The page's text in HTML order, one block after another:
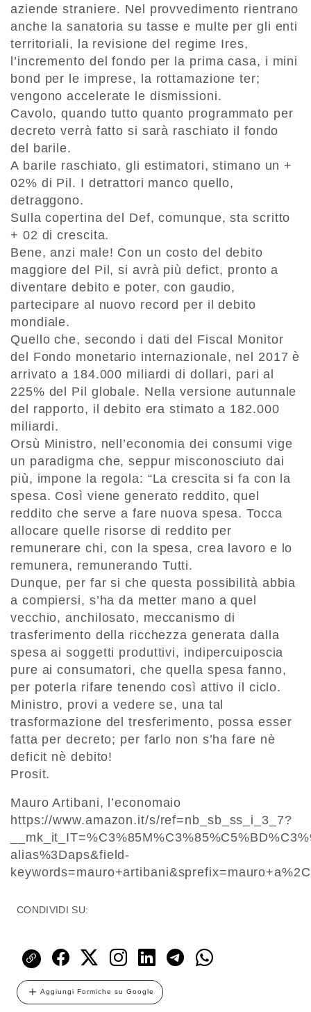
aziende straniere. Nel provvedimento rientrano
anche la sanatoria su tasse e multe per gli enti
territoriali, la revisione del regime Ires,
l’incremento del fondo per la prima casa, i mini
bond per le imprese, la rottamazione ter;
vengono accelerate le dismissioni.
Cavolo, quando tutto quanto programmato per
decreto verrà fatto si sarà raschiato il fondo
del barile.
A barile raschiato, gli estimatori, stimano un +
02% di Pil. I detrattori manco quello,
detraggono.
Sulla copertina del Def, comunque, sta scritto
+ 02 di crescita.
Bene, anzi male! Con un costo del debito
maggiore del Pil, si avrà più defict, pronto a
diventare debito e poter, con gaudio,
partecipare al nuovo record per il debito
mondiale.
Quello che, secondo i dati del Fiscal Monitor
del Fondo monetario internazionale, nel 2017 è
arrivato a 184.000 miliardi di dollari, pari al
225% del Pil globale. Nella versione autunnale
del rapporto, il debito era stimato a 182.000
miliardi.
Orsù Ministro, nell’economia dei consumi vige
un paradigma che, seppur misconosciuto dai
più, impone la regola: “La crescita si fa con la
spesa. Così viene generato reddito, quel
reddito che serve a fare nuova spesa. Tocca
allocare quelle risorse di reddito per
remunerare chi, con la spesa, crea lavoro e lo
remunera, remunerando Tutti.
Dunque, per far si che questa possibilità abbia
a compiersi, s’ha da metter mano a quel
vecchio, anchilosato, meccanismo di
trasferimento della ricchezza generata dalla
spesa ai soggetti produttivi, indipercuiposcia
pure ai consumatori, che quella spesa fanno,
per poterla rifare tenendo così attivo il ciclo.
Ministro, provi a vedere se, una tal
trasformazione del tresferimento, possa esser
fatta per decreto; per farlo non s’ha fare nè
deficit nè debito!
Prosit.
Mauro Artibani, l’economaio
https://www.amazon.it/s/ref=nb_sb_ss_i_3_7?
alias%3Daps&field-
CONDIVIDI SU:
Aggiungi Formiche su Google